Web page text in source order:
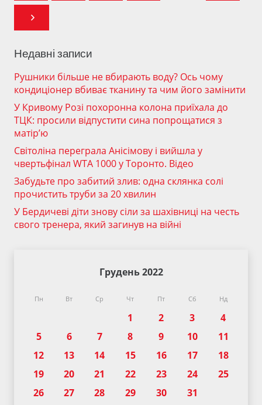
Недавні записи
Рушники більше не вбирають воду? Ось чому
кондиціонер вбиває тканину та чим його замінити
У Кривому Розі похоронна колона приїхала до
ТЦК: просили відпустити сина попрощатися з
матір’ю
Світоліна переграла Анісімову і вийшла у
чвертьфінал WTA 1000 у Торонто. Відео
Забудьте про забитий злив: одна склянка солі
прочистить труби за 20 хвилин
У Бердичеві діти знову сіли за шахівниці на честь
свого тренера, який загинув на війні
Грудень 2022
Пн Вт Ср Чт Пт Сб Нд
1 2 3
4
5
6 7 8 9 10
11
12
13 14 15 16 17
18
19
20 21 22 23 24
25
26
27 28 29 30 31